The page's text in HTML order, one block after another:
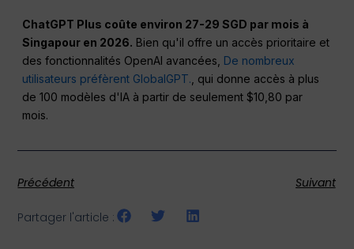
ChatGPT Plus coûte environ 27-29 SGD par mois à
Singapour en 2026. Bien qu'il offre un accès prioritaire et
des fonctionnalités OpenAI avancées, De nombreux
utilisateurs préfèrent GlobalGPT. , qui donne accès à plus
de 100 modèles d'IA à partir de seulement $10,80 par
mois.
Précédent Suivant
Partager l'article :